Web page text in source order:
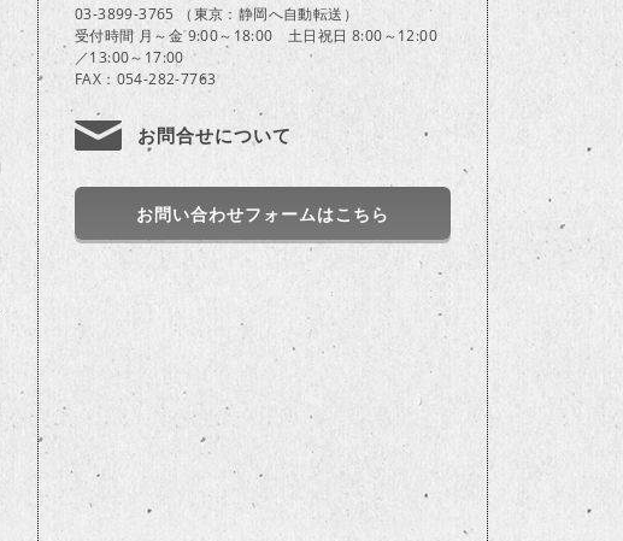
03-3899-3765 （東京：静岡へ自動転送）
受付時間 月～金 9:00～18:00 土日祝日 8:00～12:00
／13:00～17:00
FAX：054-282-7763
お問合せについて
お問い合わせフォームはこちら